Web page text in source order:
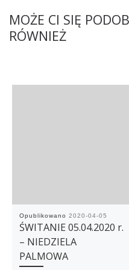
MOŻE CI SIĘ
RÓWNIEŻ
Opublikowano 2020-04-05
ŚWITANIE 05.04.2020 r.
– NIEDZIELA
PALMOWA